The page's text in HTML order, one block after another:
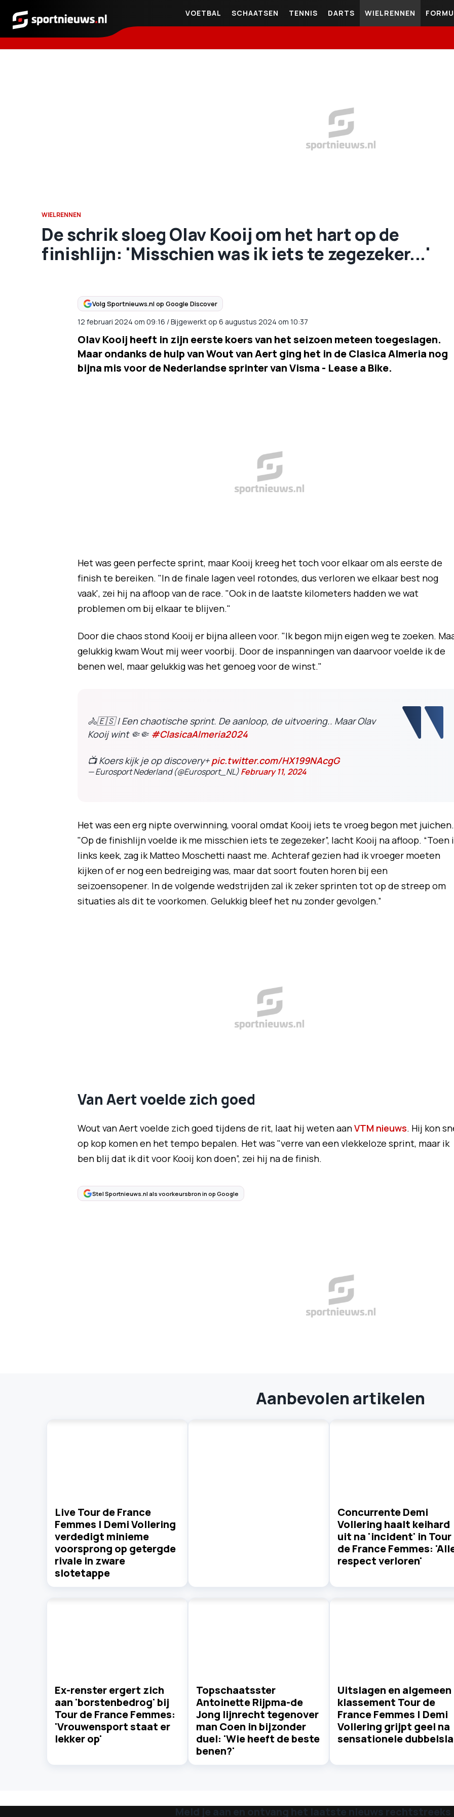
Sportnieuws.nl
VOETBAL SCHAATSEN TENNIS DARTS WIELRENNEN
WIELRENNEN
De schrik sloeg Olav Kooij om het hart op de
finishlijn: 'Misschien was ik iets te zegezeker...'
Volg Sportnieuws.nl op Google Discover
12 februari 2024 om 09:16 /Bijgewerkt op 6 augustus 2024 om 10:37
Olav Kooij heeft in zijn eerste koers van het seizoen meteen toegeslagen.
Maar ondanks de hulp van Wout van Aert ging het in de Clasica Almeria nog
bijna mis voor de Nederlandse sprinter van Visma - Lease a Bike.
Het was geen perfecte sprint, maar Kooij kreeg het toch voor elkaar om als eerste de
finish te bereiken. "In de finale lagen veel rotondes, dus verloren we elkaar best nog
vaak', zei hij na afloop van de race. "Ook in de laatste kilometers hadden we wat
problemen om bij elkaar te blijven."
Door die chaos stond Kooij er bijna alleen voor. "Ik begon mijn eigen weg te zoeken.
gelukkig kwam Wout mij weer voorbij. Door de inspanningen van daarvoor voelde ik de
benen wel, maar gelukkig was het genoeg voor de winst."
🚴​🇪🇸​ | Een chaotische sprint. De aanloop, de uitvoering.. Maar Olav
Kooij wint 🤏​🤏​ #ClasicaAlmeria2024
📺​ Koers kijk je op discovery+pic.twitter.com/HX199NAcgG
— Eurosport Nederland (@Eurosport_NL)February 11, 2024
Het was een erg nipte overwinning, vooral omdat Kooij iets te vroeg begon met juichen.
"Op de finishlijn voelde ik me misschien iets te zegezeker”, lacht Kooij na afloop. “Toen
links keek, zag ik Matteo Moschetti naast me. Achteraf gezien had ik vroeger moeten
kijken of er nog een bedreiging was, maar dat soort fouten horen bij een
seizoensopener. In de volgende wedstrijden zal ik zeker sprinten tot op de streep om
situaties als dit te voorkomen. Gelukkig bleef het nu zonder gevolgen.”
Van Aert voelde zich goed
Wout van Aert voelde zich goed tijdens de rit, laat hij weten aanVTM nieuws. Hij kon
op kop komen en het tempo bepalen. Het was "verre van een vlekkeloze sprint, maar ik
ben blij dat ik dit voor Kooij kon doen”, zei hij na de finish.
Stel Sportnieuws.nl als voorkeursbron in op Google
Aanbevolen artikelen
Live Tour de France
Femmes | Demi Vollering
verdedigt minieme
voorsprong op getergde
rivale in zware
slotetappe
Concurrente Demi
Vollering haalt keihard
uit na 'incident' in Tour
de France Femmes:
respect verloren'
Ex-renster ergert zich
aan 'borstenbedrog' bij
Tour de France Femmes:
'Vrouwensport staat er
lekker op'
Topschaatsster
Antoinette Rijpma-de
Jong lijnrecht tegenover
man Coen in bijzonder
duel: 'Wie heeft de beste
benen?'
Uitslagen en algemeen
klassement Tour de
France Femmes | Demi
Vollering grijpt geel na
sensationele
Meld je aan en ontvang het laatste nieuws rechtstreeks